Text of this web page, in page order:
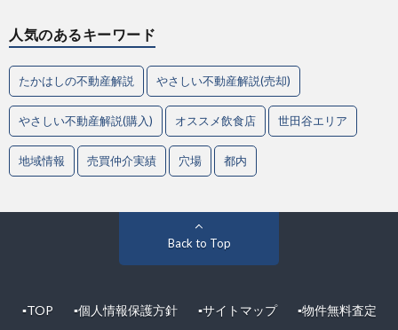
人気のあるキーワード
たかはしの不動産解説 やさしい不動産解説(売却)
やさしい不動産解説(購入) オススメ飲食店 世田谷エリア
地域情報 売買仲介実績 穴場 都内
Back to Top
▪︎TOP ▪︎個人情報保護方針 ▪︎サイトマップ ▪︎物件無料査定